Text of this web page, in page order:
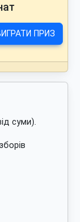
ПРИЗ
суми).